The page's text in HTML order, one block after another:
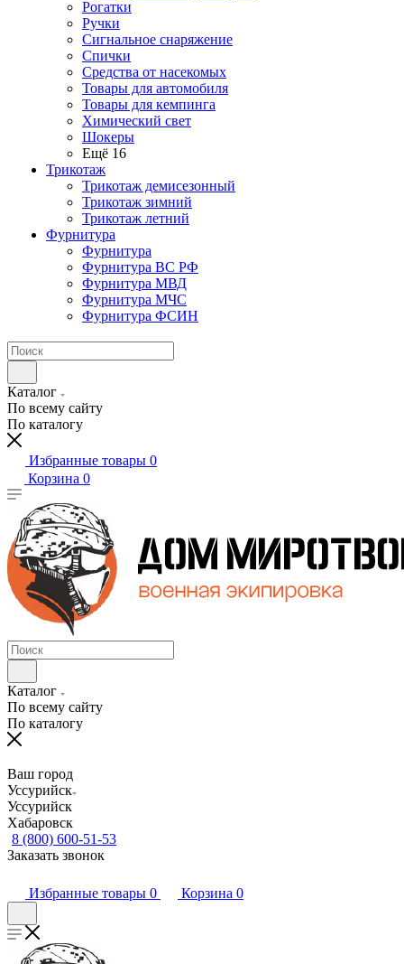
Рогатки
Ручки
Сигнальное снаряжение
Спички
Средства от насекомых
Товары для автомобиля
Товары для кемпинга
Химический свет
Шокеры
Ещё 16
Трикотаж
Трикотаж демисезонный
Трикотаж зимний
Трикотаж летний
Фурнитура
Фурнитура
Фурнитура ВС РФ
Фурнитура МВД
Фурнитура МЧС
Фурнитура ФСИН
Каталог
По всему сайту
По каталогу
Избранные товары 0
Корзина 0
Каталог
По всему сайту
По каталогу
Ваш город
Уссурийск
Уссурийск
Хабаровск
8 (800) 600-51-53
Заказать звонок
Избранные товары 0 Корзина 0